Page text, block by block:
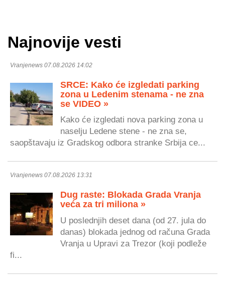
Najnovije vesti
Vranjenews 07.08.2026 14:02
SRCE: Kako će izgledati parking
zona u Ledenim stenama - ne zna
se VIDEO »
Kako će izgledati nova parking zona u
naselju Ledene stene - ne zna se,
saopštavaju iz Gradskog odbora stranke Srbija ce...
Vranjenews 07.08.2026 13:31
Dug raste: Blokada Grada Vranja
veća za tri miliona »
U poslednjih deset dana (od 27. jula do
danas) blokada jednog od računa Grada
Vranja u Upravi za Trezor (koji podleže
fi...